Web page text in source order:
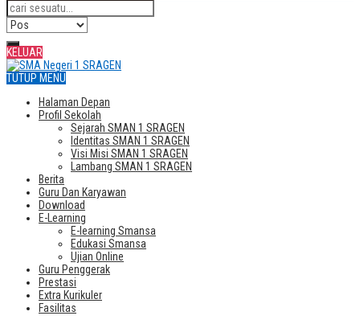
KELUAR
TUTUP MENU
Halaman Depan
Profil Sekolah
Sejarah SMAN 1 SRAGEN
Identitas SMAN 1 SRAGEN
Visi Misi SMAN 1 SRAGEN
Lambang SMAN 1 SRAGEN
Berita
Guru Dan Karyawan
Download
E-Learning
E-learning Smansa
Edukasi Smansa
Ujian Online
Guru Penggerak
Prestasi
Extra Kurikuler
Fasilitas